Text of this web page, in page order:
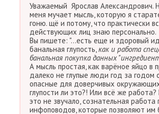
Уважаемый Ярослав Александрович.
меня мучает мысль, которую я
гоню. щё и потому, что практически
действующих лиц знаю персонально.
Вы пишете: "...есть еще и здоровый
банальная глупость, как и работа
банальная покупка данных
А мысль простая, как варёное яйцо в
далеко не глупые люди год за годом
опасные для доверчивых окружающих
глупости ли это?! Или всё же
это не звучало, сознательная
инфоповодов, которые позволяют им